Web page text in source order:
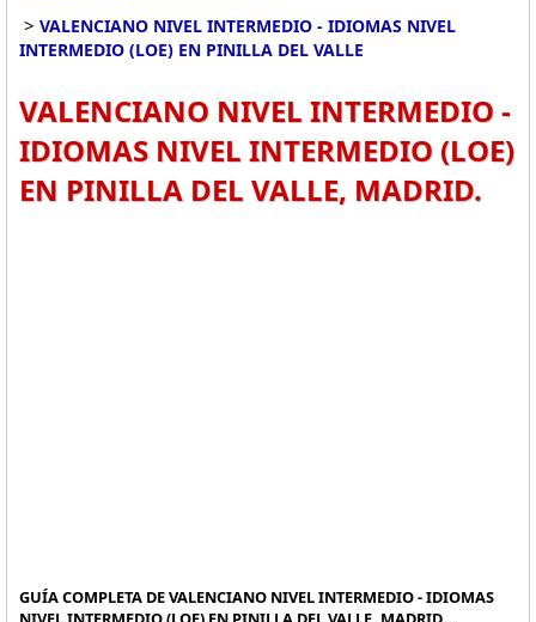
> VALENCIANO NIVEL INTERMEDIO - IDIOMAS NIVEL
INTERMEDIO (LOE) EN PINILLA DEL VALLE
VALENCIANO NIVEL INTERMEDIO -
IDIOMAS NIVEL INTERMEDIO (LOE)
EN PINILLA DEL VALLE, MADRID.
GUÍA COMPLETA DE VALENCIANO NIVEL INTERMEDIO - IDIOMAS